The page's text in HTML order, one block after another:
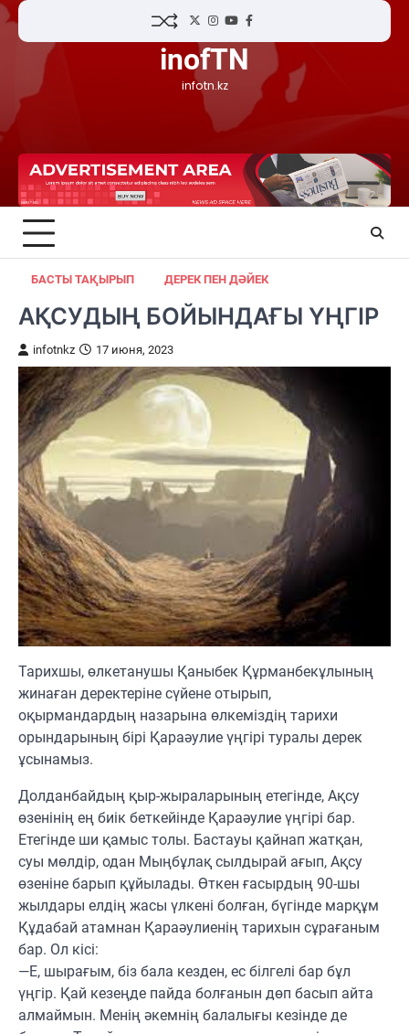
Skip
content
TwitterInstagram
YouTubeFacebook
inofTN
infotn.kz
БАСТЫ ТАҚЫРЫП ДЕРЕК ПЕН ДӘЙЕК
АҚСУДЫҢ БОЙЫНДАҒЫ ҮҢГІР
infotnkz 17 июня, 2023
Тарихшы, өлкетанушы Қаныбек Құрманбекұлының
жинаған деректеріне сүйене отырып,
оқырмандардың назарына өлкеміздің тарихи
орындарының бірі Қараәулие үңгірі туралы дерек
ұсынамыз.
Долданбайдың қыр-жыраларының етегінде, Ақсу
өзенінің ең биік беткейінде Қараәулие үңгірі бар.
Етегінде ши қамыс толы. Бастауы қайнап жатқан,
суы мөлдір, одан Мыңбұлақ сылдырай ағып, Ақсу
өзеніне барып құйылады. Өткен ғасырдың 90-шы
жылдары елдің жасы үлкені болған, бүгінде марқұм
Құдабай атамнан Қараәулиенің тарихын сұрағаным
бар. Ол кісі:
—Е, шырағым, біз бала кезден, ес білгелі бар бұл
үңгір. Қай кезеңде пайда болғанын дөп басып айта
алмаймын. Менің әкемнің балалығы кезінде де